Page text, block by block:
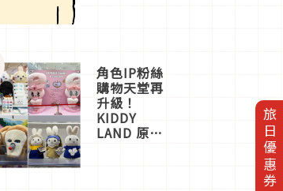
旅日優惠券
一同給出了
答案
角色IP粉絲
購物天堂再
升級！
KIDDY
LAND 原宿